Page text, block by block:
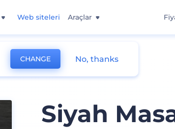
Web siteleri Araçlar
Siyah
CHANGE No, thanks